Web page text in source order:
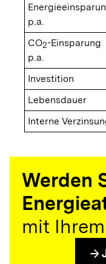
p.a.
CO2-Einsparung
p.a.
Investition
Lebensdauer
Interne
Werden
mit
arrow_forward